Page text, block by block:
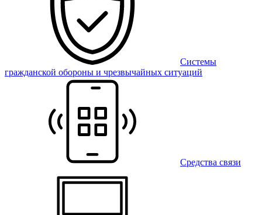
Системы
гражданской обороны и чрезвычайных ситуаций
Средства связи